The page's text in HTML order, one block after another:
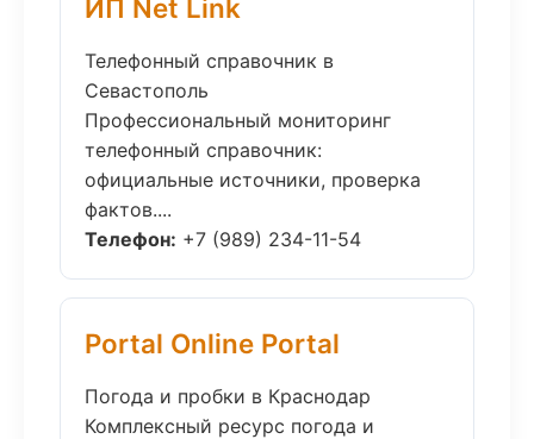
ИП Net Link
Телефонный справочник в
Севастополь
Профессиональный мониторинг
телефонный справочник:
официальные источники, проверка
фактов....
Телефон: +7 (989) 234-11-54
Portal Online Portal
Погода и пробки в Краснодар
Комплексный ресурс погода и